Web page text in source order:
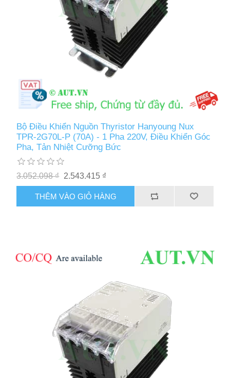
Bộ Điều Khiển Nguồn Thyristor Hanyoung Nux
TPR-2G70L-P (70A) - 1 Pha 220V, Điều Khiển Góc
Pha, Tản Nhiệt Cưỡng Bức
3.052.098 ₫ 2.543.415 ₫
THÊM VÀO GIỎ HÀNG